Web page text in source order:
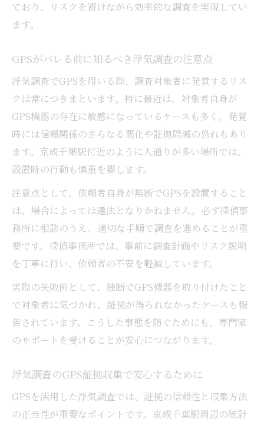
ており、リスクを避けながら効率的な調査を実現してい
ます。
GPSがバレる前に知るべき浮気調査の注意点
浮気調査でGPSを用いる際、調査対象者に発覚するリス
クは常につきまといます。特に最近は、対象者自身が
GPS機器の存在に敏感になっているケースも多く、発覚
時には信頼関係のさらなる悪化や証拠隠滅の恐れもあり
ます。京成千葉駅付近のように人通りが多い場所では、
設置時の行動も慎重を要します。
注意点として、依頼者自身が無断でGPSを設置すること
は、場合によっては違法となりかねません。必ず探偵事
務所に相談のうえ、適切な手順で調査を進めることが重
要です。探偵事務所では、事前に調査計画やリスク説明
を丁寧に行い、依頼者の不安を軽減しています。
実際の失敗例として、独断でGPS機器を取り付けたこと
で対象者に気づかれ、証拠が得られなかったケースも報
告されています。こうした事態を防ぐためにも、専門家
のサポートを受けることが安心につながります。
浮気調査のGPS証拠収集で安心するために
GPSを活用した浮気調査では、証拠の信頼性と収集方法
の正当性が重要なポイントです。京成千葉駅周辺の統計